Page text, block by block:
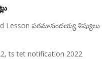
Lesson పరమానందయ్య శిష్యులు
ts tet notification 2022